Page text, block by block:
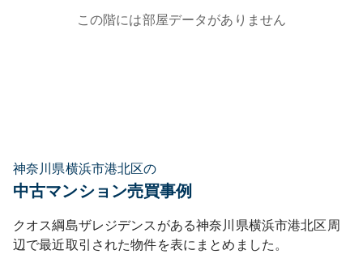
この階には部屋データがありません
神奈川県横浜市港北区の
中古マンション売買事例
クオス綱島ザレジデンス がある神奈川県横浜市港北区 周
辺で最近取引された物件を表にまとめました。